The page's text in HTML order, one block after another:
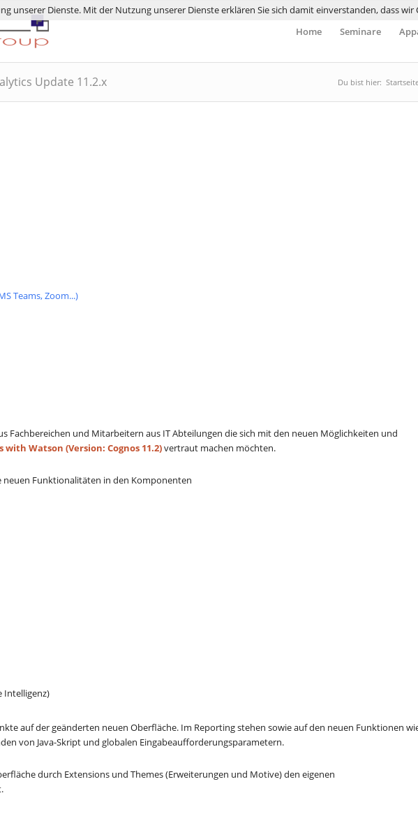
Home Seminare
Update 11.2.x Du bist hier:
Teams, Zoom...)
Fachbereichen und Mitarbeitern aus IT Abteilungen die sich mit den neuen Möglichkeiten und
with Watson (Version: Cognos 11.2)vertraut machen möchten.
neuen Funktionalitäten in den Komponenten
Intelligenz)
auf der geänderten neuen Oberfläche. Im Reporting stehen sowie auf den neuen Funktionen
von Java-Skript und globalen Eingabeaufforderungsparametern.
durch Extensions und Themes (Erweiterungen und Motive) den eigenen
unserer Dienste. Mit der Nutzung unserer Dienste erklären Sie sich damit einverstanden, dass